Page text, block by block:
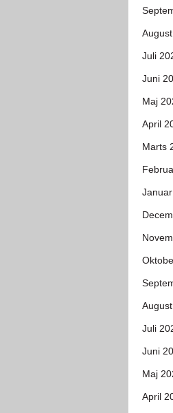
Juli
Juni
Maj
April
Marts
Juli
Juni
Maj
April